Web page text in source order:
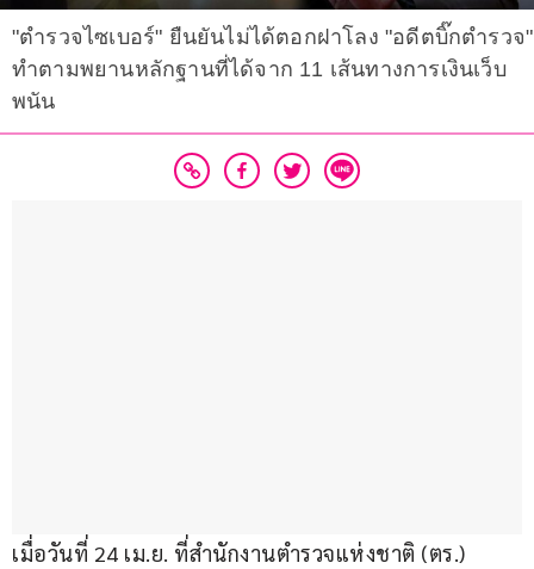
"ตำรวจไซเบอร์" ยืนยันไม่ได้ตอกฝาโลง "อดีตบิ๊กตำรวจ"
ทำตามพยานหลักฐานที่ได้จาก 11 เส้นทางการเงินเว็บ
พนัน
เมื่อวันที่ 24 เม.ย. ที่สำนักงานตำรวจแห่งชาติ (ตร.)